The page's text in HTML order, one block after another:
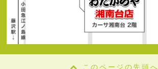
このページの先頭へ